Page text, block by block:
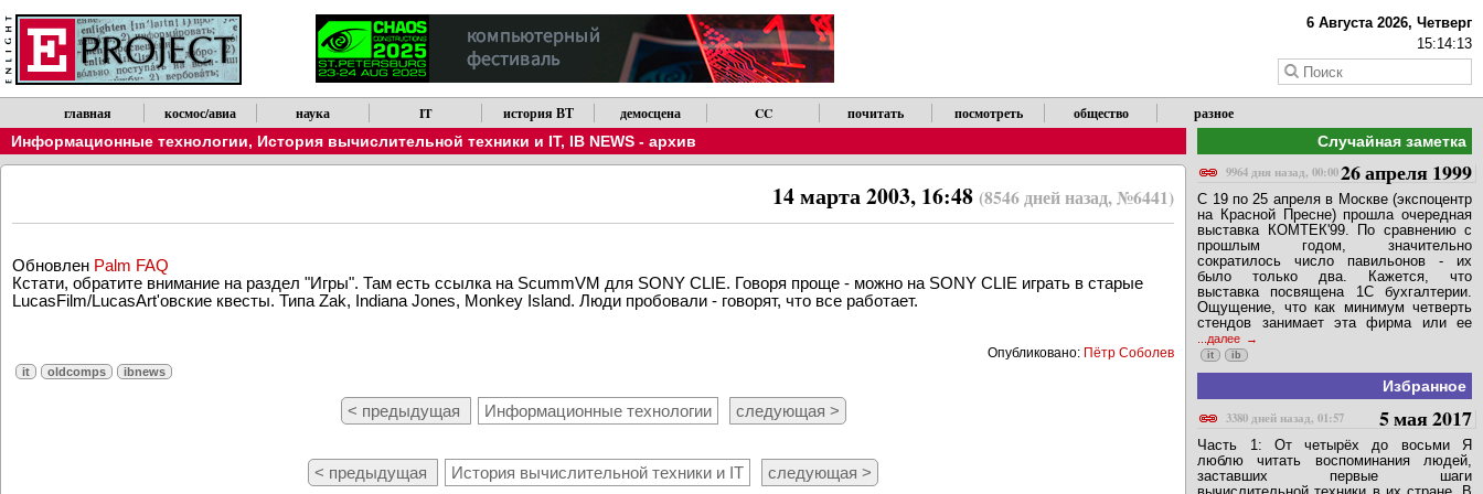
6 Августа 2026, Четверг
15:14:13
главная космос/авиа наука IT история ВТ демосцена CC почитать посмотреть общество разное
Информационные технологии, История вычислительной техники и IT, IB NEWS - архив
14 марта 2003, 16:48 (8546 дней назад, №6441)
Обновлен Palm FAQ
Кстати, обратите внимание на раздел "Игры". Там есть ссылка на ScummVM для SONY CLIE. Говоря проще - можно на SONY CLIE играть в старые
LucasFilm/LucasArt'овские квесты. Типа Zak, Indiana Jones, Monkey Island. Люди пробовали - говорят, что все работает.
Опубликовано: Пётр Соболев
it oldcomps ibnews
< предыдущая Информационные технологии следующая >
< предыдущая История вычислительной техники и IT следующая >
Случайная заметка
9964 дня назад, 00:0026 апреля 1999
С 19 по 25 апреля в Москве (экспоцентр
на Красной Пресне) прошла очередная
выставка КОМТЕК'99. По сравнению с
прошлым годом, значительно
сократилось число павильонов - их
было только два. Кажется, что
выставка посвящена 1C бухгалтерии.
Ощущение, что как минимум четверть
стендов занимает эта фирма или ее
...далее
it ib
Избранное
3380 дней назад, 01:57
5 мая 2017
Часть 1: От четырёх до восьми Я
люблю читать воспоминания людей,
заставших первые шаги